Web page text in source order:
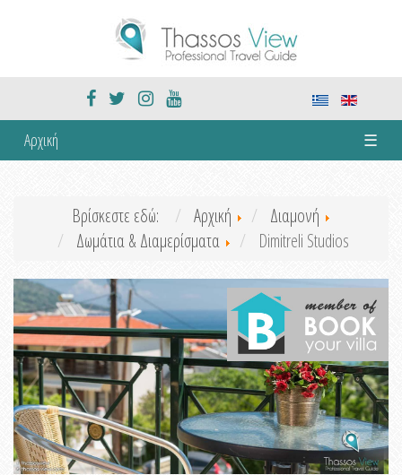
Αρχική ☰
Βρίσκεστε εδώ: Αρχική
Διαμονή
Δωμάτια & Διαμερίσματα
Dimitreli Studios